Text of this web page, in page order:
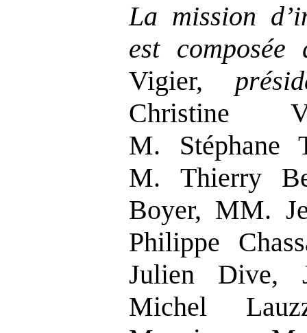
La mission
est composée
Vigier,
Christine
M. Stéphane
M. Thierry
Boyer, MM.
Philippe
Julien Dive,
Michel